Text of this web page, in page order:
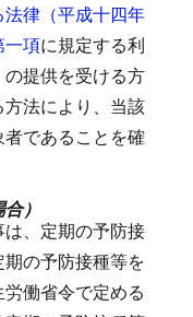
律（平成十四年
一項に規定する利
提供を受ける方
法により、当該
であることを確
）
、定期の予防接
の予防接種等を
働省令で定める